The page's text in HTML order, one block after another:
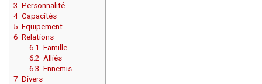
3 Personnalité
4 Capacités
5 Equipement
6 Relations
6.1 Famille
6.2 Alliés
6.3 Ennemis
7 Divers